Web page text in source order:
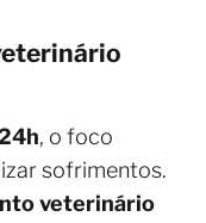
, o foco
sofrimentos.
veterinário